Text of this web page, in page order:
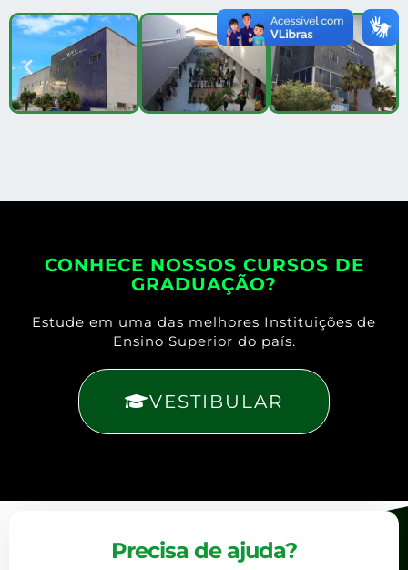
CONHECE NOSSOS CURSOS DE
GRADUAÇÃO?
Estude em uma das melhores Instituições de
Ensino Superior do país.
VESTIBULAR
Precisa de ajuda?